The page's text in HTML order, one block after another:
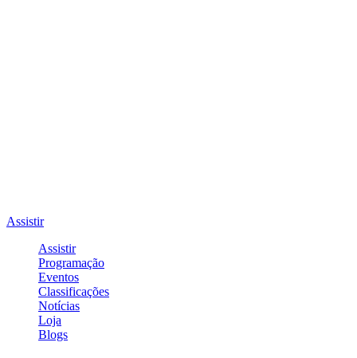
Assistir
Assistir
Programação
Eventos
Classificações
Notícias
Loja
Blogs